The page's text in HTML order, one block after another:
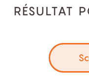
RÉSULTAT